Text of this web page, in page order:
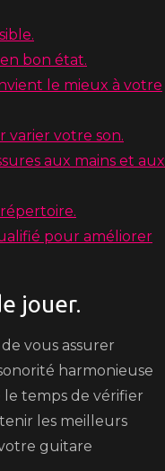
bon état.
le mieux à votre
varier votre son.
aux mains et aux
pour améliorer
jouer.
vous assurer
harmonieuse
temps de vérifier
les meilleurs
guitare